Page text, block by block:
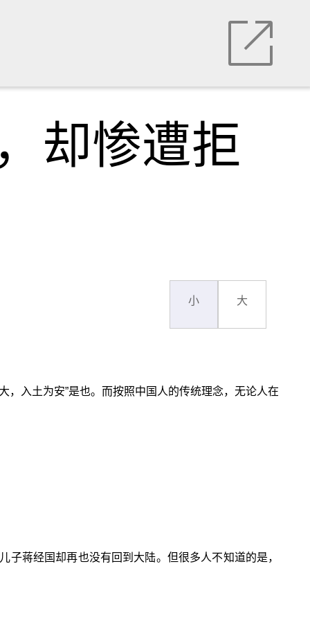
却惨遭拒
小 大
入土为安”是也。而按照中国人的传统理念，无论人在
蒋经国却再也没有回到大陆。但很多人不知道的是，